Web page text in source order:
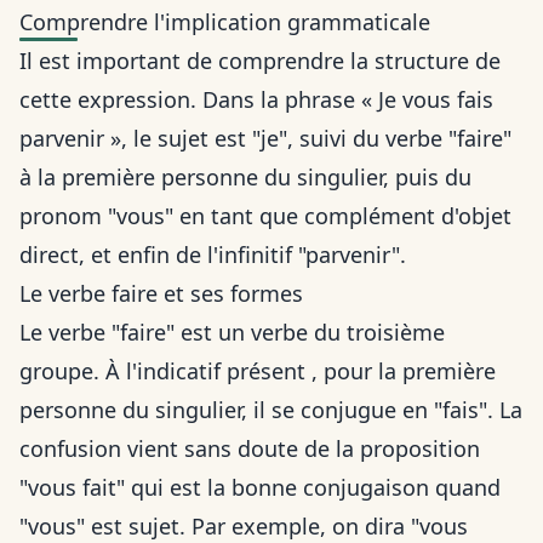
Comprendre l'implication grammaticale
Il est important de comprendre la structure de
cette expression. Dans la phrase « Je vous fais
parvenir », le sujet est "je", suivi du verbe "faire"
à la première personne du singulier, puis du
pronom "vous" en tant que complément d'objet
direct, et enfin de l'infinitif "parvenir".
Le verbe faire et ses formes
Le verbe "faire" est un verbe du troisième
groupe. À l'indicatif présent , pour la première
personne du singulier, il se conjugue en "fais". La
confusion vient sans doute de la proposition
"vous fait" qui est la bonne conjugaison quand
"vous" est sujet. Par exemple, on dira "vous